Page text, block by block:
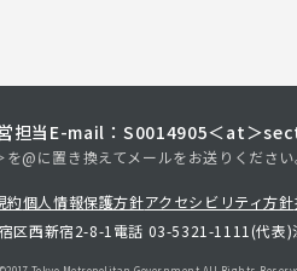
担当 E-mail：S0014905＜at＞
@に置き換えてメールをお送りください
約個人情報保護方針アクセシビリティ方針
区西新宿2-8-1 電話 03-5321-1111(代表)